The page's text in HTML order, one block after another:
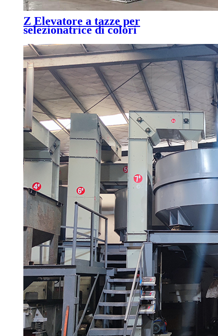
Z Elevatore a tazze per
selezionatrice di colori